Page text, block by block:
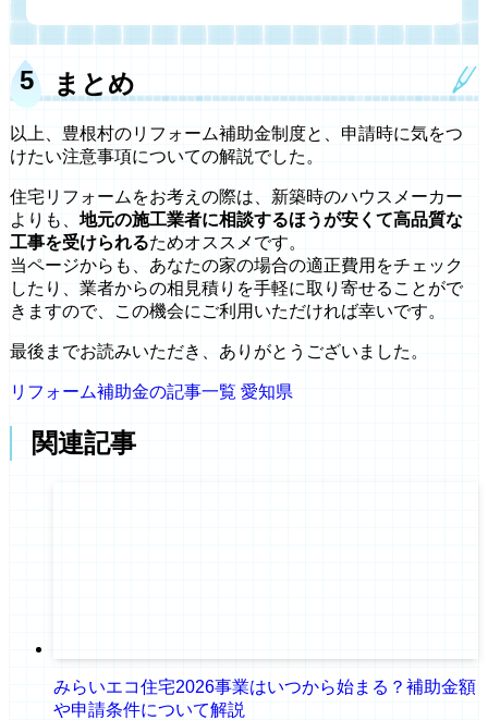
まとめ
以上、豊根村のリフォーム補助金制度と、申請時に気をつ
けたい注意事項についての解説でした。
住宅リフォームをお考えの際は、新築時のハウスメーカー
よりも、 地元の施工業者に相談するほうが安くて高品質な
工事を受けられるためオススメです。
当ページからも、あなたの家の場合の適正費用をチェック
したり、業者からの相見積りを手軽に取り寄せることがで
きますので、この機会にご利用いただければ幸いです。
最後までお読みいただき、ありがとうございました。
リフォーム補助金の記事一覧 愛知県
関連記事
みらいエコ住宅2026事業はいつから始まる？補助金額
や申請条件について解説